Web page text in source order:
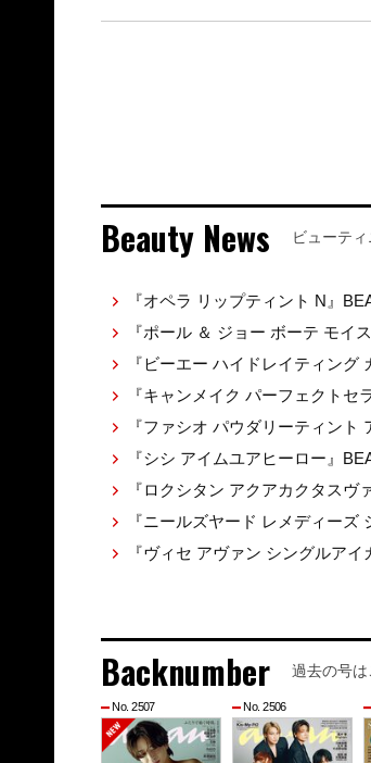
Beauty News ビューテ
『オペラ リップティント N』
『ポール ＆ ジョー ボーテ モ
『ビーエー ハイドレイティン
『キャンメイク パーフェクト
『ファシオ パウダリーティン
『シシ アイムユアヒーロー』
『ロクシタン アクアカクタス
『ニールズヤード レメディー
『ヴィセ アヴァン シングルア
Backnumber 過去の号は
No. 2507 No. 2506